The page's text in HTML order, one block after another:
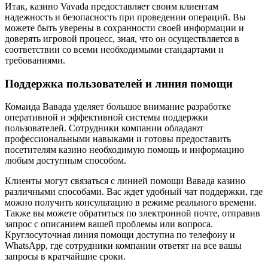
Итак, казино Vavada предоставляет своим клиентам
надежность и безопасность при проведении операций. Вы
можете быть уверены в сохранности своей информации и
доверять игровой процесс, зная, что он осуществляется в
соответствии со всеми необходимыми стандартами и
требованиями.
Поддержка пользователей и линия помощи
Команда Вавада уделяет большое внимание разработке
оперативной и эффективной системы поддержки
пользователей. Сотрудники компании обладают
профессиональными навыками и готовы предоставить
посетителям казино необходимую помощь и информацию
любым доступным способом.
Клиенты могут связаться с линией помощи Вавада казино
различными способами. Вас ждет удобный чат поддержки, где
можно получить консультацию в режиме реального времени.
Также вы можете обратиться по электронной почте, отправив
запрос с описанием вашей проблемы или вопроса.
Круглосуточная линия помощи доступна по телефону и
WhatsApp, где сотрудники компании ответят на все вашы
запросы в кратчайшие сроки.